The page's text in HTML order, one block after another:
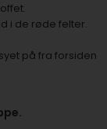
i de røde felter.
på fra forsiden